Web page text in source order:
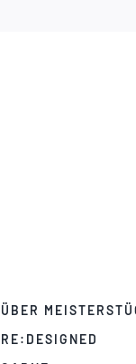
ÜBER
RE:DESIGNED